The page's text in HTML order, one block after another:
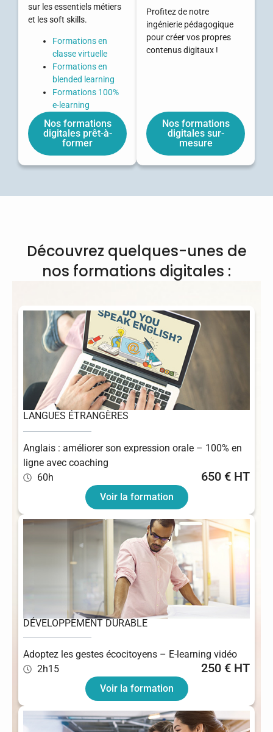
sur les essentiels métiers
et les soft skills.
Formations en
classe virtuelle
Formations en
blended learning
Formations 100%
e-learning
Nos formations
digitales prêt-à-
former
Profitez de notre
ingénierie pédagogique
pour créer vos propres
contenus digitaux !
Nos formations
digitales sur-
mesure
Découvrez quelques-unes de
nos formations digitales :
LANGUES ÉTRANGÈRES
Anglais : améliorer son expression orale – 100% en
ligne avec coaching
60h
650 € HT
Voir la formation
DÉVELOPPEMENT DURABLE
Adoptez les gestes écocitoyens – E-learning vidéo
2h15
250 € HT
Voir la formation